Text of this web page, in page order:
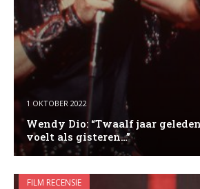
1 OKTOBER 2022
Wendy Dio: “Twaalf jaar
voelt als gisteren…”
FILM RECENSIE